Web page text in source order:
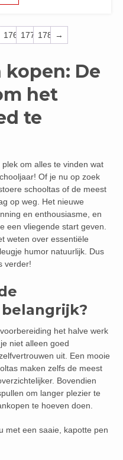
176 177 178 →
De
het
te
om alles te vinden wat
Of je nu op zoek
schooltas of de meest
op weg. Het nieuwe
en enthousiasme, en
een vliegende start geven.
weten over essentiële
humor natuurlijk. Dus
verder!
het halve werk
niet alleen goed
uit. Een mooie
maken zelfs de meest
Bovendien
om langer plezier te
te hoeven doen.
met een saaie, kapotte pen